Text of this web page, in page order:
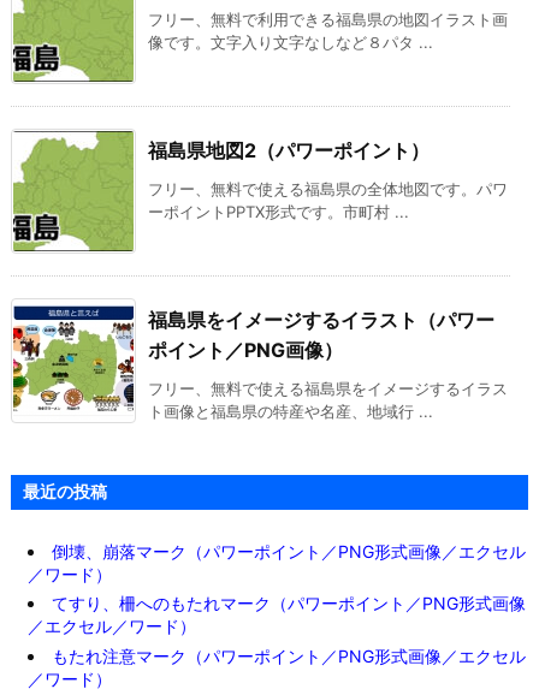
フリー、無料で利用できる福島県の地図イラスト画
像です。文字入り文字なしなど８パタ ...
福島県地図2（パワーポイント）
フリー、無料で使える福島県の全体地図です。パワ
ーポイントPPTX形式です。市町村 ...
福島県をイメージするイラスト（パワー
ポイント／PNG画像）
フリー、無料で使える福島県をイメージするイラス
ト画像と福島県の特産や名産、地域行 ...
最近の投稿
倒壊、崩落マーク（パワーポイント／PNG形式画像／エクセル
／ワード）
てすり、柵へのもたれマーク（パワーポイント／PNG形式画像
／エクセル／ワード）
もたれ注意マーク（パワーポイント／PNG形式画像／エクセル
／ワード）